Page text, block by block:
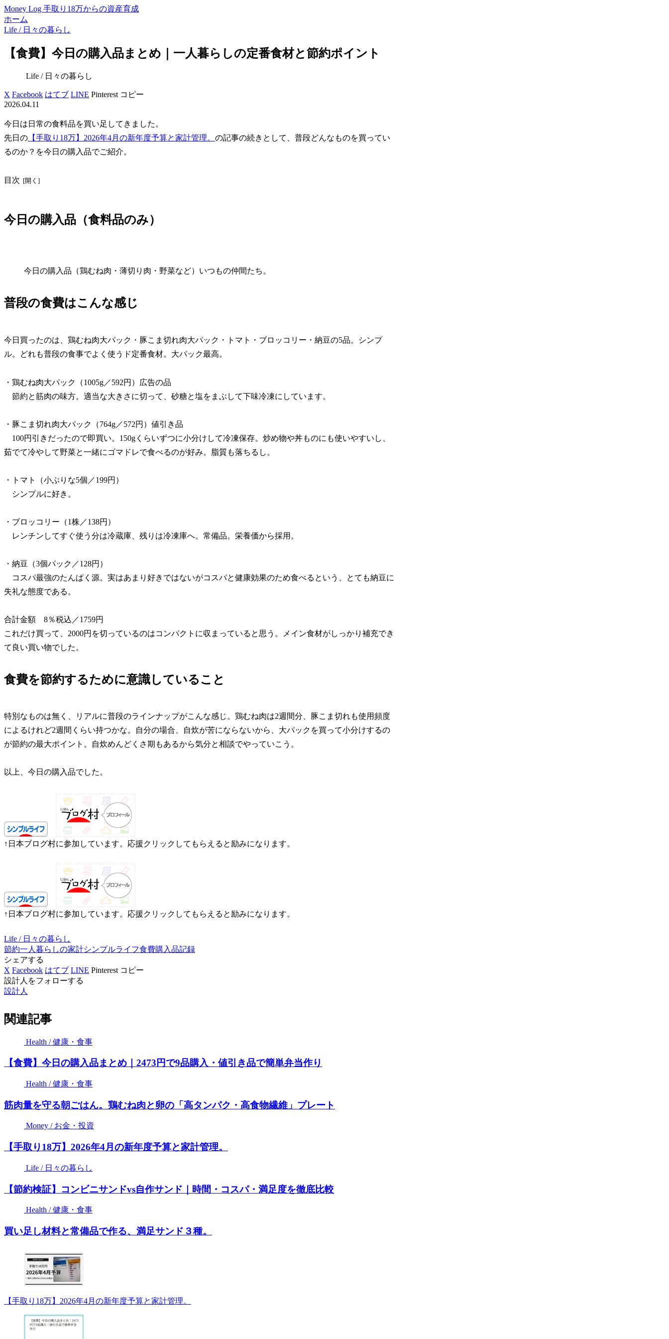
Money Log 手取り18万からの資産育成
ホーム
Life / 日々の暮らし
【食費】今日の購入品まとめ｜一人暮らしの定番食材と節約ポイント
Life / 日々の暮らし
X Facebook はてブ LINE Pinterest コピー
2026.04.11
今日は日常の食料品を買い足してきました。
先日の 【手取り18万】2026年4月の新年度予算と家計管理。 の記事の続きとして、普段どんなものを買ってい
るのか？を今日の購入品でご紹介。
目次
今日の購入品（食料品のみ）
今日の購入品（鶏むね肉・薄切り肉・野菜など）いつもの仲間たち。
普段の食費はこんな感じ
今日買ったのは、鶏むね肉大パック・豚こま切れ肉大パック・トマト・ブロッコリー・納豆の5品。シンプ
ル。どれも普段の食事でよく使うド定番食材。大パック最高。
・鶏むね肉大パック（1005g／592円）広告の品
節約と筋肉の味方。適当な大きさに切って、砂糖と塩をまぶして下味冷凍にしています。
・豚こま切れ肉大パック（764g／572円）値引き品
100円引きだったので即買い。150gくらいずつに小分けして冷凍保存。炒め物や丼ものにも使いやすいし、
茹でて冷やして野菜と一緒にゴマドレで食べるのが好み。脂質も落ちるし。
・トマト（小ぶりな5個／199円）
シンプルに好き。
・ブロッコリー（1株／138円）
レンチンしてすぐ使う分は冷蔵庫、残りは冷凍庫へ。常備品。栄養価から採用。
・納豆（3個パック／128円）
コスパ最強のたんぱく源。実はあまり好きではないがコスパと健康効果のため食べるという、とても納豆に
失礼な態度である。
合計金額 8％税込／1759円
これだけ買って、2000円を切っているのはコンパクトに収まっていると思う。メイン食材がしっかり補充でき
て良い買い物でした。
食費を節約するために意識していること
特別なものは無く、リアルに普段のラインナップがこんな感じ。鶏むね肉は2週間分、豚こま切れも使用頻度
によるけれど2週間くらい持つかな。自分の場合、自炊が苦にならないから、 大パックを買って小分けするの
が節約の最大ポイント 。自炊めんどくさ期もあるから気分と相談でやっていこう。
以上、今日の購入品でした。
↑日本ブログ村に参加しています。応援クリックしてもらえると励みになります。
↑日本ブログ村に参加しています。応援クリックしてもらえると励みになります。
Life / 日々の暮らし
節約一人暮らしの家計シンプルライフ食費購入品記録
シェアする
X Facebook はてブ LINE Pinterest コピー
設計人をフォローする
設計人
関連記事
Health / 健康・食事
【食費】今日の購入品まとめ｜2473円で9品購入・値引き品で簡単弁当作り
Health / 健康・食事
筋肉量を守る朝ごはん。鶏むね肉と卵の「高タンパク・高食物繊維」プレート
Money / お金・投資
【手取り18万】2026年4月の新年度予算と家計管理。
Life / 日々の暮らし
【節約検証】コンビニサンドvs自作サンド｜時間・コスパ・満足度を徹底比較
Health / 健康・食事
買い足し材料と常備品で作る、満足サンド３種。
【手取り18万】2026年4月の新年度予算と家計管理。